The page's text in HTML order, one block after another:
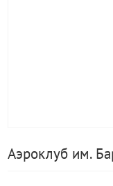
Аэроклуб им.